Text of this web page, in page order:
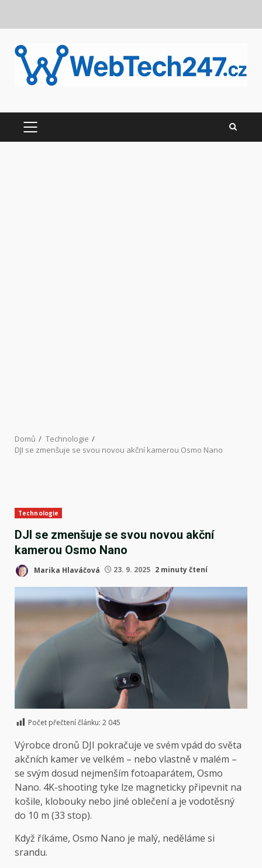
Domů
Technologie
DJI se zmenšuje se svou novou akční kamerou Osmo Nano
Technologie
DJI se zmenšuje se svou novou akční
kamerou Osmo Nano
Marika Hlaváčová 23. 9. 2025 2 minuty čtení
Počet přečtení článku: 2 045
Výrobce dronů DJI pokračuje ve svém vpád do světa
akčních kamerve velkém – nebo vlastně v malém –
se svým dosud nejmenším fotoaparátem, Osmo
Nano. 4K-shooting tyke lze magneticky připevnit na
košile, klobouky nebo jiné oblečení a je vodotěsný
do 10 m (33 stop).
Když říkáme, Osmo Nano je malý, neděláme si
srandu.